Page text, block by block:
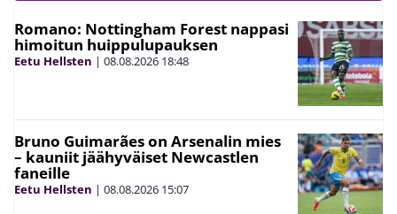
Romano: Nottingham Forest nappasi
himoitun huippulupauksen
Eetu Hellsten | 08.08.2026 18:48
Bruno Guimarães on Arsenalin mies
– kauniit jäähyväiset Newcastlen
faneille
Eetu Hellsten | 08.08.2026 15:07